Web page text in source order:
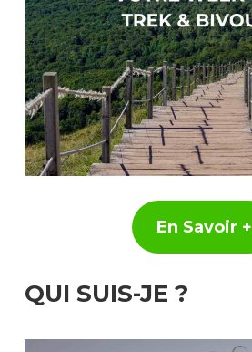
En Savoir +
QUI SUIS-JE ?